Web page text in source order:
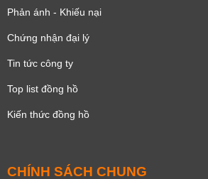
Phản ánh - Khiếu nại
Chứng nhận đại lý
Tin tức công ty
Top list đồng hồ
Kiến thức đồng hồ
CHÍNH SÁCH CHUNG